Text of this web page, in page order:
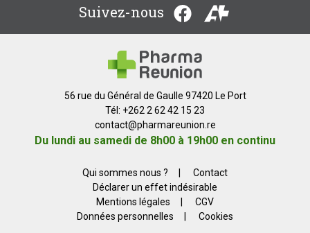
Suivez-nous
56 rue du Général de Gaulle 97420 Le Port
Tél: +262 2 62 42 15 23
contact@pharmareunion.re
Du lundi au samedi de 8h00 à 19h00 en continu
Qui sommes nous ?
Contact
Déclarer un effet indésirable
Mentions légales
CGV
Données personnelles
Cookies